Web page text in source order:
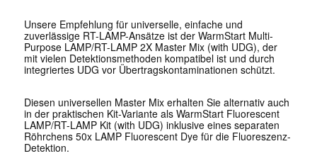
Unsere Empfehlung für universelle, einfache und
zuverlässige RT-LAMP-Ansätze ist der WarmStart Multi-
Purpose LAMP/RT-LAMP 2X Master Mix (with UDG), der
mit vielen Detektionsmethoden kompatibel ist und durch
integriertes UDG vor Übertragskontaminationen schützt.
Diesen universellen Master Mix erhalten Sie alternativ auch
in der praktischen Kit-Variante als WarmStart Fluorescent
LAMP/RT-LAMP Kit (with UDG) inklusive eines separaten
Röhrchens 50x LAMP Fluorescent Dye für die Fluoreszenz-
Detektion.